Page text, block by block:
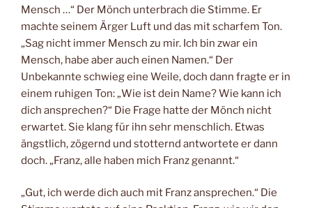
Mensch …“ Der Mönch unterbrach die Stimme. Er
machte seinem Ärger Luft und das mit scharfem Ton.
„Sag nicht immer Mensch zu mir. Ich bin zwar ein
Mensch, habe aber auch einen Namen.“ Der
Unbekannte schwieg eine Weile, doch dann fragte er in
einem ruhigen Ton: „Wie ist dein Name? Wie kann ich
dich ansprechen?“ Die Frage hatte der Mönch nicht
erwartet. Sie klang für ihn sehr menschlich. Etwas
ängstlich, zögernd und stotternd antwortete er dann
doch. „Franz, alle haben mich Franz genannt.“
„Gut, ich werde dich auch mit Franz ansprechen.“ Die